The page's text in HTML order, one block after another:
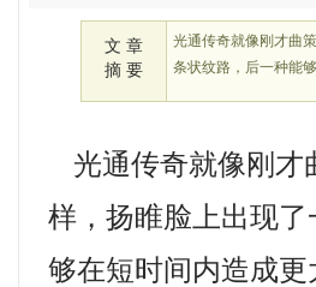
文 章
摘 要
光通传奇就像刚才曲
条状纹路，后一种能够
光通传奇就像刚才
样，扬睢脸上出现
够在短时间内造成